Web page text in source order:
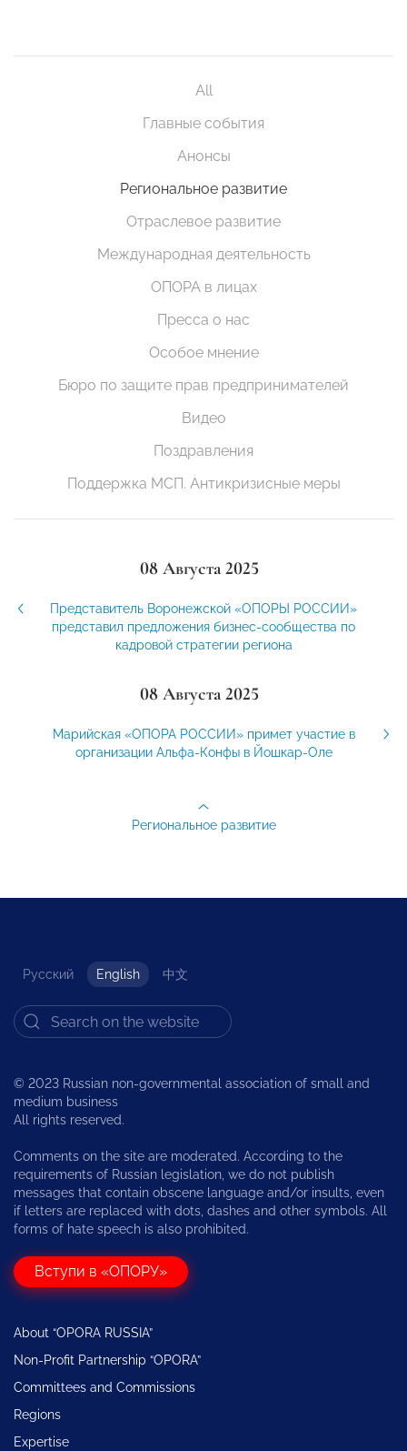
All
Главные события
Анонсы
Региональное развитие
Отраслевое развитие
Международная деятельность
ОПОРА в лицах
Пресса о нас
Особое мнение
Бюро по защите прав предпринимателей
Видео
Поздравления
Поддержка МСП. Антикризисные меры
08 Августа 2025
Представитель Воронежской «ОПОРЫ РОССИИ»
представил предложения бизнес-сообщества по
кадровой стратегии региона
08 Августа 2025
Марийская «ОПОРА РОССИИ» примет участие в
организации Альфа-Конфы в Йошкар-Оле
Региональное развитие
Русский English 中文
© 2023 Russian non-governmental association of small and
medium business
All rights reserved.
Comments on the site are moderated. According to the
requirements of Russian legislation, we do not publish
messages that contain obscene language and/or insults, even
if letters are replaced with dots, dashes and other symbols. All
forms of hate speech is also prohibited.
Вступи в «ОПОРУ»
About “OPORA RUSSIA”
Non-Profit Partnership “OPORA”
Committees and Commissions
Regions
Expertise